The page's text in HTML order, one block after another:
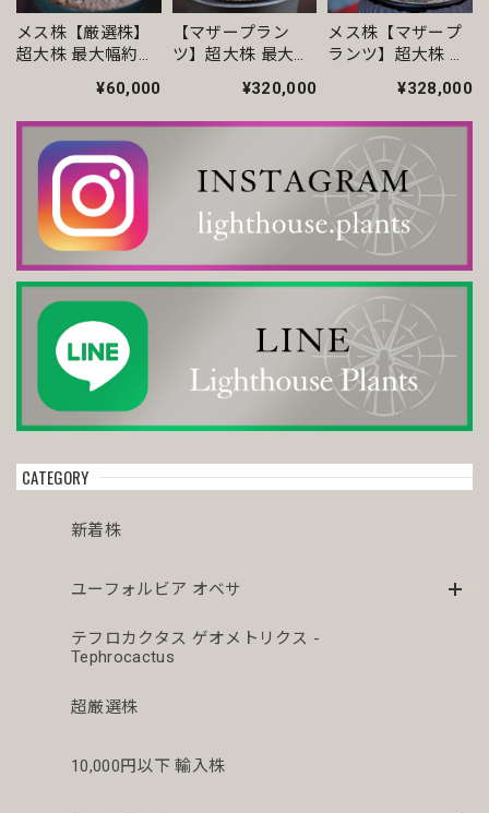
CATEGORY
新着株
ユーフォルビア オベサ
テフロカクタス ゲオメトリクス -
Tephrocactus
超厳選株
10,000円以下 輸入株
【超厳選株】ホワイト オベサ / ユーフォルビア
いつも素敵な鉢を有難うございます。
2026/04/11
オス株【厳選株】超大株 直径約8.7cm マウンテン ヴィンテージ オベサ / ユーフォルビア
今年初オベサをお迎えしました。 どぉしてもこの株が欲し
た😊まさにアーティスティックオベサ💓芸術品です😍 今後
とも宜しくお願い致します🙇‍♂️🙇‍♂️
2026/04/03
シュッとスタイルの良いオベサが届きドキドキです。こちら
のでまたお迎えしたいです。
メス株【厳選株】
超大株 最大幅約
ッド オベサ / ユー
フォルビア
¥60,000
【マザープラン
ツ】超大株 最大幅
ージ 扇綴化 オベサ
/ ユーフォルビア
¥320,000
メス株【マザープ
ランツ】超大株 最
ンテージ 仔吹 マウ
ンテン オベサ / ユ
ーフォルビア
¥328,000